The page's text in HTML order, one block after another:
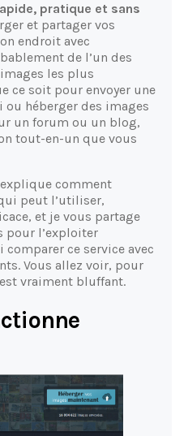
pratique et sans
et partager vos
endroit avec
de l’un des
les plus
ce soit pour envoyer une
ou héberger des images
un forum ou un blog,
tout-en-un que vous
comment
peut l’utiliser,
et je vous partage
pour l’exploiter
comparer ce service avec
Vous allez voir, pour
vraiment bluffant.